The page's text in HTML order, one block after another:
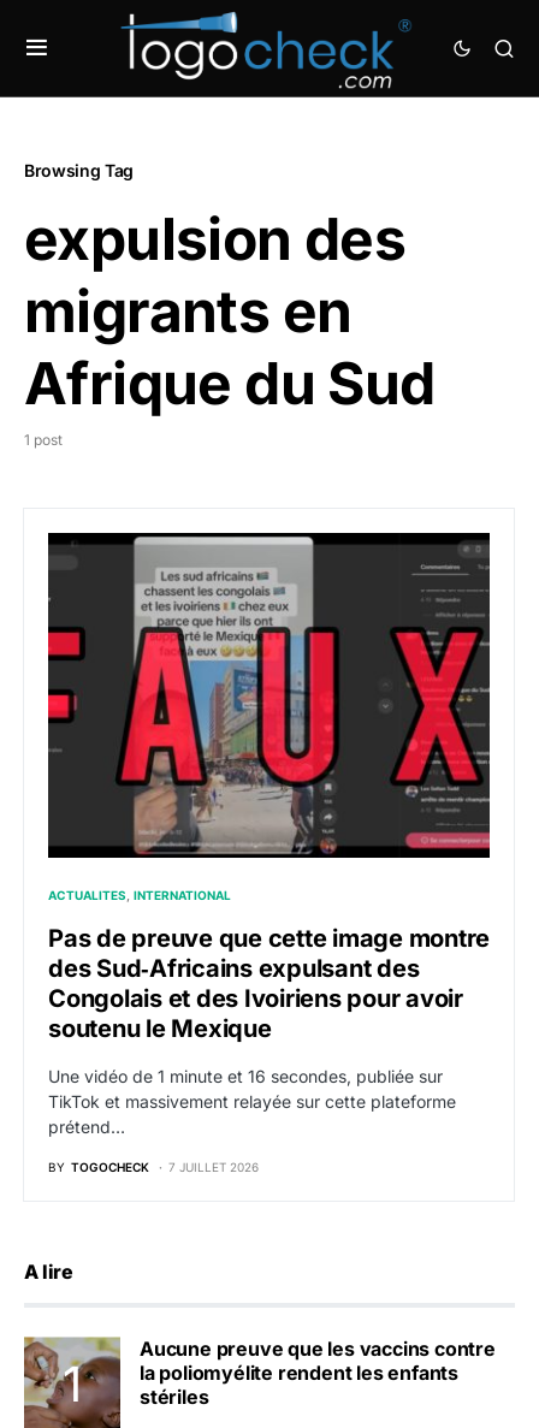
Browsing Tag
expulsion des
migrants en
Afrique du Sud
1 post
ACTUALITES INTERNATIONAL
Pas de preuve que cette image montre
des Sud‑Africains expulsant des
Congolais et des Ivoiriens pour avoir
soutenu le Mexique
Une vidéo de 1 minute et 16 secondes, publiée sur
TikTok et massivement relayée sur cette plateforme
prétend…
BY TOGOCHECK 7 JUILLET 2026
A lire
Aucune preuve que les vaccins contre
la poliomyélite rendent les enfants
stériles